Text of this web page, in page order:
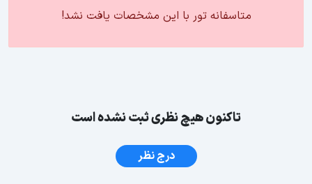
متاسفانه تور با این مشخصات یافت نشد!
تاکنون هیچ نظری ثبت نشده است
درج نظر